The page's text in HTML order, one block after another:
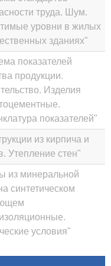
труда. Шум.
уровни в жилых
зданиях"
показателей
продукции.
Изделия
показателей"
из кирпича и
Утепление стен"
из минеральной
синтетическом
условия"